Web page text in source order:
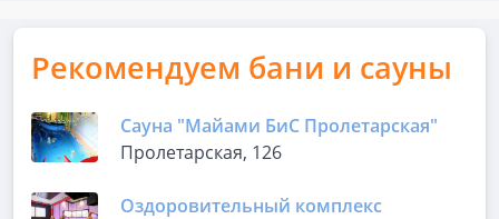
Рекомендуем бани и сауны
Сауна "Майами БиС Пролетарская"
Пролетарская, 126
Оздоровительный комплекс